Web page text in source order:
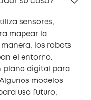
sensores,
mapear la
los robots
el entorno,
plano digital para
modelos
uso futuro,